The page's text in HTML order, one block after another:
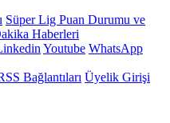
Süper Lig Puan Durumu ve
Haberleri
Youtube WhatsApp
Bağlantıları Üyelik Girişi